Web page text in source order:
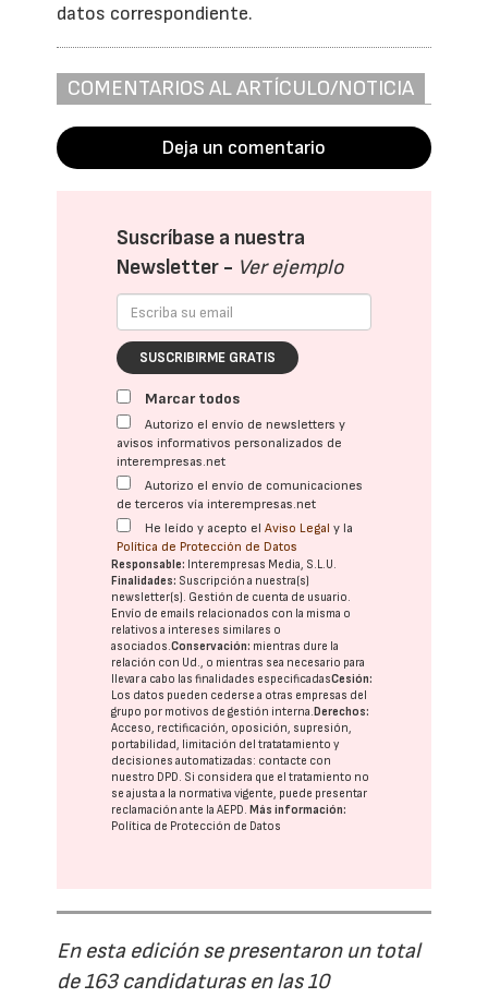
datos correspondiente.
COMENTARIOS AL ARTÍCULO/NOTICIA
Deja un comentario
Suscríbase a nuestra
Newsletter - Ver ejemplo
SUSCRIBIRME GRATIS
Marcar todos
Autorizo el envío de newsletters y
avisos informativos personalizados de
interempresas.net
Autorizo el envío de comunicaciones
de terceros vía interempresas.net
He leído y acepto elAviso Legal y la
Política de Protección de Datos
Responsable: Interempresas Media, S.L.U.
Finalidades: Suscripción a nuestra(s)
newsletter(s). Gestión de cuenta de usuario.
Envío de emails relacionados con la misma o
relativos a intereses similares o
asociados.Conservación: mientras dure la
relación con Ud., o mientras sea necesario para
llevar a cabo las finalidades especificadasCesión:
Los datos pueden cederse a otras empresas del
grupo por motivos de gestión interna. Derechos:
Acceso, rectificación, oposición, supresión,
portabilidad, limitación del tratatamiento y
decisiones automatizadas: contacte con
nuestro DPD. Si considera que el tratamiento no
se ajusta a la normativa vigente, puede presentar
reclamación ante laAEPD. Más información:
Política de Protección de Datos
En esta edición se presentaron un total
de 163 candidaturas en las 10